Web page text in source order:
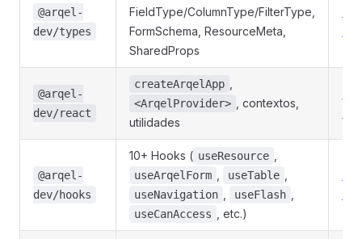
@arqel-
dev/types
FieldType/ColumnType/FilterType,
FormSchema, ResourceMeta,
SharedProps
@arqel-
dev/react
createArqelApp
<ArqelProvider>
, contextos,
utilidades
@arqel-
dev/hooks
10+ Hooks ( useResource
useArqelForm useTable
useNavigation useFlash
useCanAccess , etc.)